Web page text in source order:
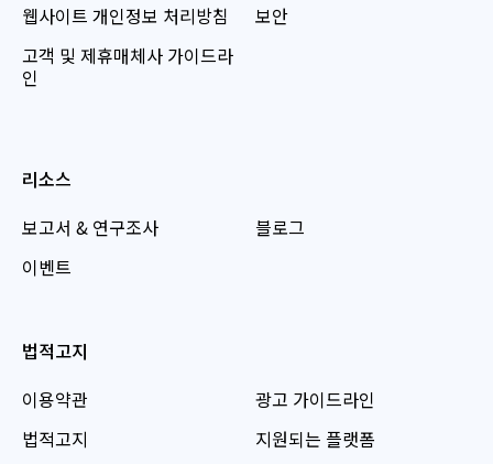
웹사이트 개인정보 처리방침
고객 및 제휴매체사 가이드라
인
보안
리소스
보고서 & 연구조사
이벤트
블로그
법적고지
이용약관
법적고지
광고 가이드라인
지원되는 플랫폼